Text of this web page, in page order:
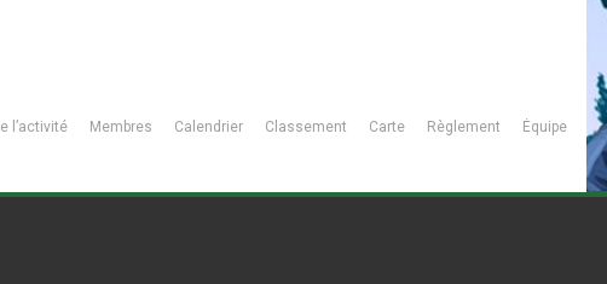
l’activité Membres Calendrier Classement Carte Règlement Équipe